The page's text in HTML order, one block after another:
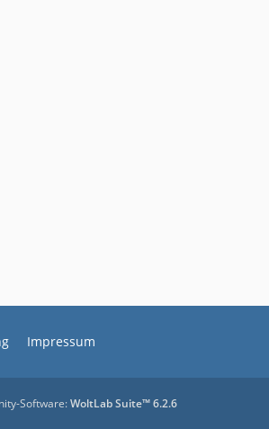
Impressum
Software:WoltLab Suite™ 6.2.6